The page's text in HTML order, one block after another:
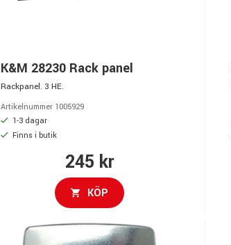
K&M 28230 Rack panel
Rackpanel. 3 HE.
Artikelnummer 1005929
1-3 dagar
Finns i butik
245 kr
KÖP